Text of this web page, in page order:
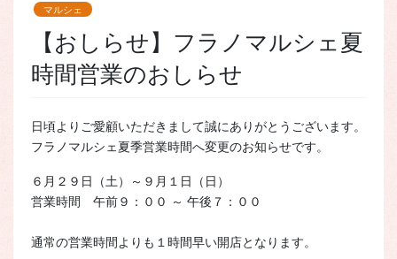
マルシェ
【おしらせ】フラノマルシェ夏
時間営業のおしらせ
日頃よりご愛顧いただきまして誠にありがとうございます。
フラノマルシェ夏季営業時間へ変更のお知らせです。
６月２９日（土）～９月１日（日）
営業時間 午前９：００ ～ 午後７：００
通常の営業時間よりも１時間早い開店となります。